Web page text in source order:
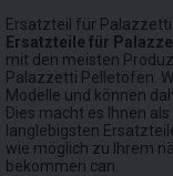
Ersatzteil für
Ersatzteile für
mit den meisten
Palazzetti Pelletöfen.
Modelle und können
Dies macht es Ihnen
langlebigsten
wie möglich zu Ihrem
bekommen can.